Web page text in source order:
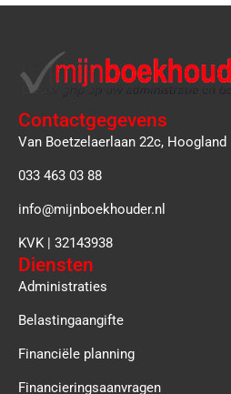
Contactgegevens
Van Boetzelaerlaan 22c, Hoogland
033 463 03 88
info@mijnboekhouder.nl
KVK | 32143938
Diensten
Administraties
Belastingaangifte
Financiële planning
Financieringsaanvragen